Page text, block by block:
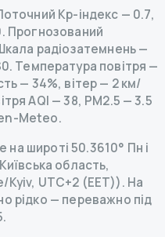
Kp-індекс — 0.7,
. Прогнозований
радіозатемнень—
0. Температура повітря —
— 34%, вітер — 2 км/
AQI — 38, PM2.5 — 3.5
Meteo.
широті 50.3610° Пн і
область,
Kyiv, UTC+2 (EET)). На
рідко — переважно під